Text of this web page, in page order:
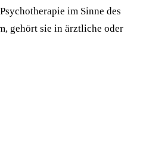
im Sinne des
gehört sie in ärztliche oder